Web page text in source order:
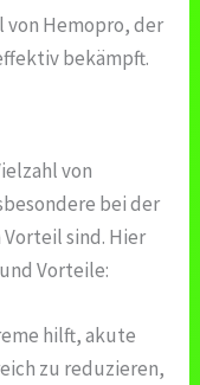
von Hemopro, der
bekämpft.
von
bei der
sind. Hier
Vorteile:
hilft, akute
zu reduzieren,